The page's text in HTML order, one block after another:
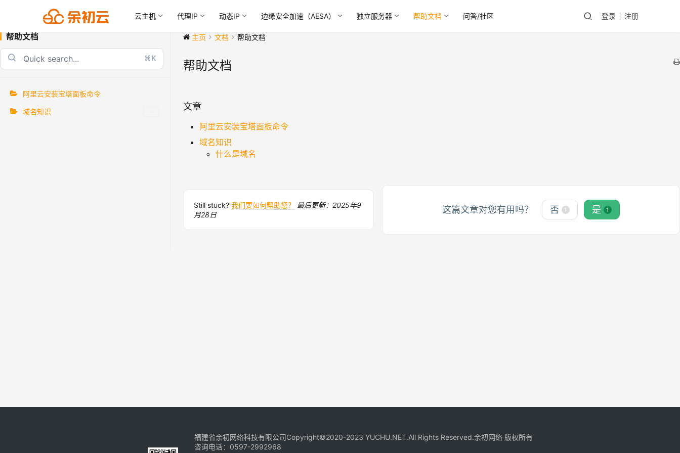
云主机 代理IP 动态IP 边缘安全加速（AESA） 独立服务器 帮助文档 问答/社区 登录 注册
帮助文档
⌘K
阿里云安装宝塔面板命令
域名知识
主页 文档 帮助文档
帮助文档
文章
阿里云安装宝塔面板命令
域名知识
什么是域名
Still stuck? 我们要如何帮助您？
最后更新：2025年9
月28日
这篇文章对您有用吗？ 否 1 是 1
福建省余初网络科技有限公司Copyright©2020-2023 YUCHU.NET.All Rights Reserved.余初网络 版权所有
咨询电话： 0597-2992968